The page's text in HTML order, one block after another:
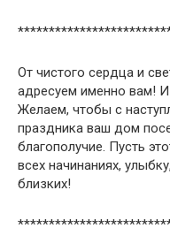
От чистого сердца и
адресуем именно вам! И
Желаем, чтобы с
праздника ваш дом
благополучие. Пусть
всех начинаниях,
близких!